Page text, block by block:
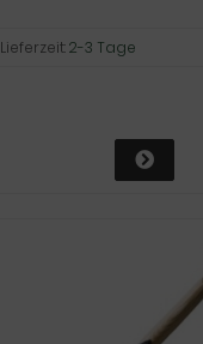
Lieferzeit:2-3 Tage